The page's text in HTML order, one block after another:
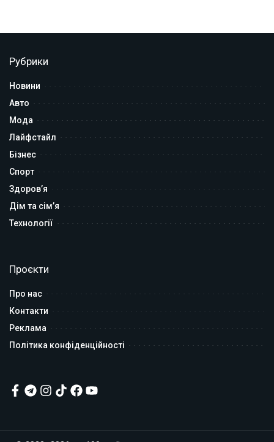
Рубрики
Новини
Авто
Мода
Лайфстайл
Бізнес
Спорт
Здоров’я
Дім та сім’я
Технології
Проєкти
Про нас
Контакти
Реклама
Політика конфіденційності